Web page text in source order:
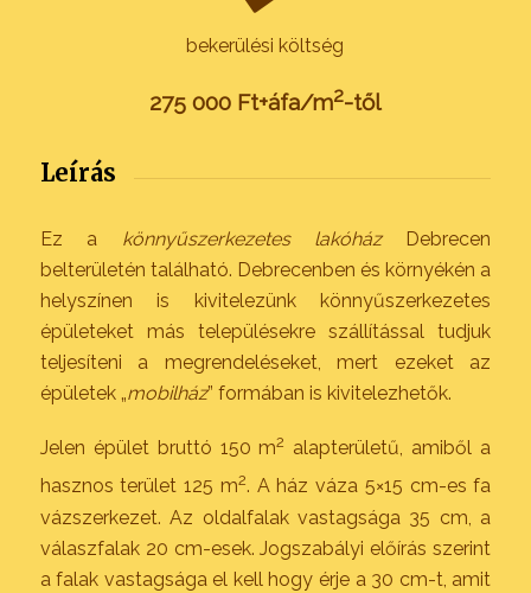
bekerülési költség
275 000 Ft+áfa/m2-től
Leírás
Ez a könnyűszerkezetes lakóházDebrecen
belterületén található. Debrecenben és környékén a
helyszínen is kivitelezünk könnyűszerkezetes
épületeket más településekre szállítással tudjuk
teljesíteni a megrendeléseket, mert ezeket az
épületek „mobilház” formában is kivitelezhetők.
Jelen épület bruttó 150 m2 alapterületű, amiből a
hasznos terület 125 m2. A ház váza 5×15 cm-es fa
vázszerkezet. Az oldalfalak vastagsága 35 cm, a
válaszfalak 20 cm-esek. Jogszabályi előírás szerint
a falak vastagsága el kell hogy érje a 30 cm-t, amit